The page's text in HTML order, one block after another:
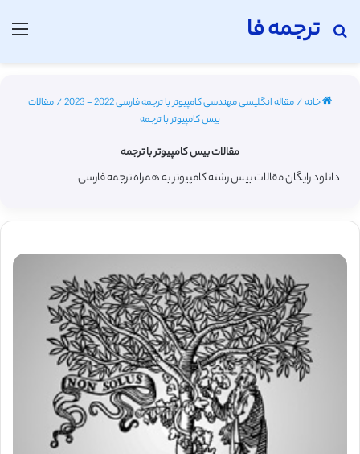
ترجمه فا
جستجو برای
خانه/مقاله انگلیسی مهندسی کامپیوتر با ترجمه فارسی 2022 - 2023 /مقالات
بیس کامپیوتر با ترجمه
مقالات بیس کامپیوتر با ترجمه
دانلود رایگان مقالات بیس رشته کامپیوتر به همراه ترجمه فارسی